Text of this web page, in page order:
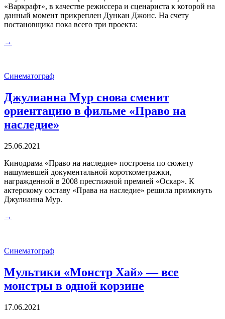
«Варкрафт», в качестве режиссера и сценариста к которой на
данный момент прикреплен Дункан Джонс. На счету
постановщика пока всего три проекта:
→
Синематограф
Джулианна Мур снова сменит
ориентацию в фильме «Право на
наследие»
25.06.2021
Кинодрама «Право на наследие» построена по сюжету
нашумевшей документальной короткометражки,
награжденной в 2008 престижной премией «Оскар». К
актерскому составу «Права на наследие» решила примкнуть
Джулианна Мур.
→
Синематограф
Мультики «Монстр Хай» — все
монстры в одной корзине
17.06.2021